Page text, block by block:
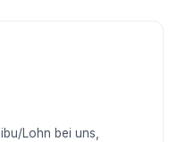
Lohn bei uns,